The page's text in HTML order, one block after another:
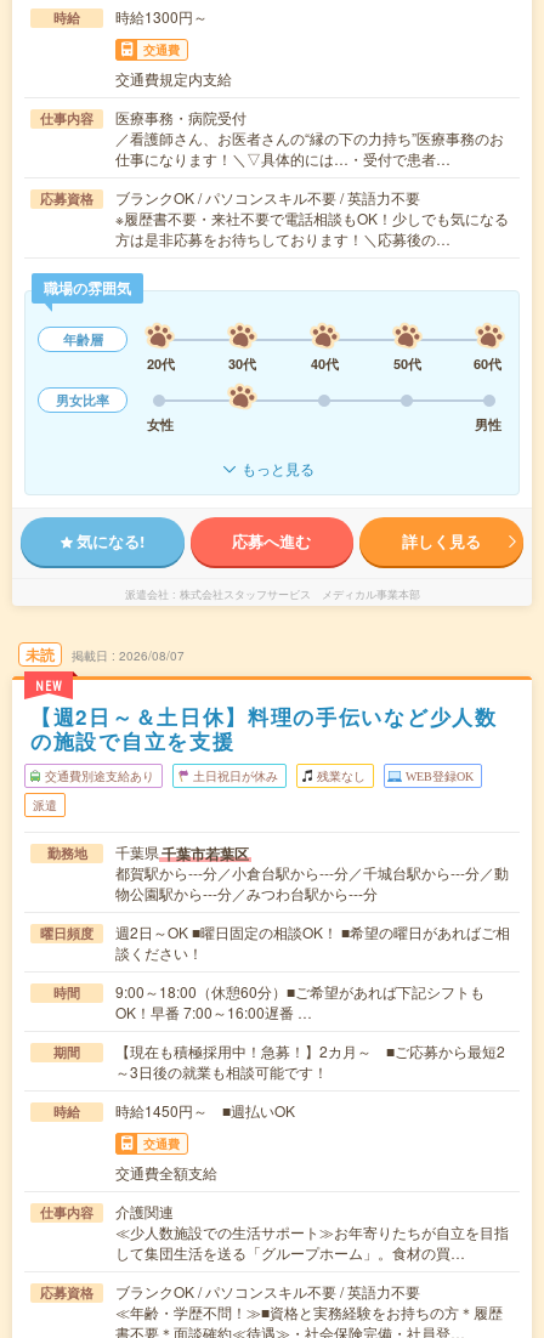
時給 時給1300円～
交通費
交通費規定内支給
仕事内容
医療事務・病院受付
／看護師さん、お医者さんの“縁の下の力持ち”医療事務のお
仕事になります！＼▽具体的には…・受付で患者…
応募資格
ブランクOK / パソコンスキル不要 / 英語力不要
※履歴書不要・来社不要で電話相談もOK！少しでも気になる
方は是非応募をお待ちしております！＼応募後の…
職場の雰囲気
年齢層
20代
30代 40代 50代
60代
男女比率
女性
男性
もっと見る
気になる! 応募へ進む 詳しく見る
派遣会社 株式会社スタッフサービス メディカル事業本部
未読
NEW
掲載日 2026/08/07
【週2日～＆土日休】料理の手伝いなど少人数
の施設で自立を支援
交通費別途支給あり 土日祝日が休み 残業なし WEB登録OK
派遣
勤務地 千葉県千葉市若葉区
都賀駅から---分／小倉台駅から---分／千城台駅から---分／動
物公園駅から---分／みつわ台駅から---分
曜日頻度
週2日～OK ■曜日固定の相談OK！ ■希望の曜日があればご相
談ください！
時間
9:00～18:00（休憩60分）■ご希望があれば下記シフトも
OK！早番 7:00～16:00遅番 …
期間
【現在も積極採用中！急募！】2カ月～ ■ご応募から最短2
～3日後の就業も相談可能です！
時給 時給1450円～ ■週払いOK
交通費
交通費全額支給
仕事内容
介護関連
≪少人数施設での生活サポート≫お年寄りたちが自立を目指
して集団生活を送る「グループホーム」。食材の買…
応募資格
ブランクOK / パソコンスキル不要 / 英語力不要
≪年齢・学歴不問！≫■資格と実務経験をお持ちの方＊履歴
書不要＊面談確約≪待遇≫・社会保険完備・社員登…